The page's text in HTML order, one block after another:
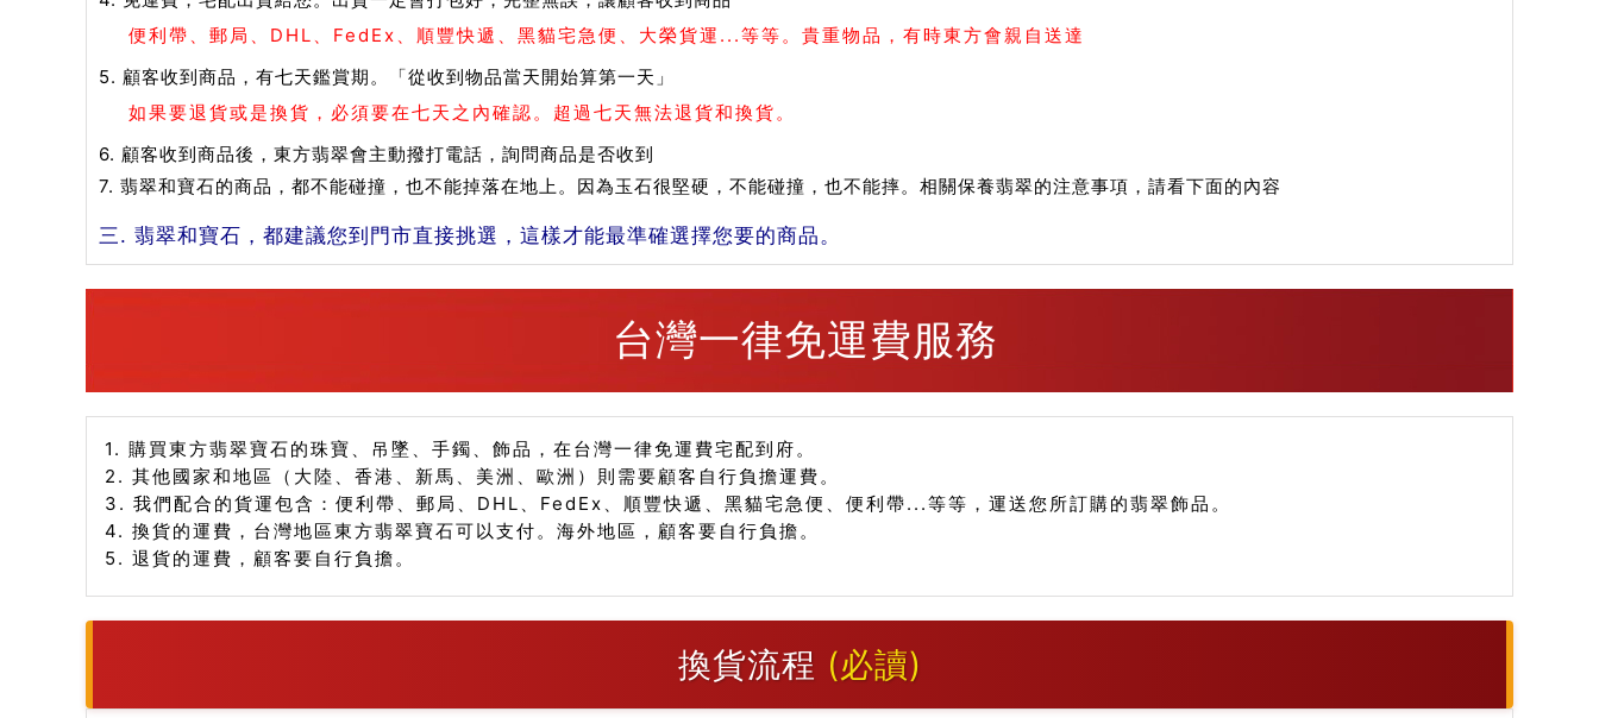
便利帶、郵局、DHL、FedEx、順豐快遞、黑貓宅急便、大榮貨運...等等。貴重物品，有時東方會親自送達
5. 顧客收到商品，有七天鑑賞期。「從收到物品當天開始算第一天」
如果要退貨或是換貨，必須要在七天之內確認。超過七天無法退貨和換貨。
6. 顧客收到商品後，東方翡翠會主動撥打電話，詢問商品是否收到
7. 翡翠和寶石的商品，都不能碰撞，也不能掉落在地上。因為玉石很堅硬，不能碰撞，也不能摔。相關保養翡翠的注意事項，請看下面的內容
三. 翡翠和寶石，都建議您到門市直接挑選，這樣才能最準確選擇您要的商品。
台灣一律免運費服務
1. 購買東方翡翠寶石的珠寶、吊墜、手鐲、飾品，在台灣一律免運費宅配到府。
2. 其他國家和地區（大陸、香港、新馬、美洲、歐洲）則需要顧客自行負擔運費。
3. 我們配合的貨運包含：便利帶、郵局、DHL、FedEx、順豐快遞、黑貓宅急便、便利帶...等等，運送您所訂購的翡翠飾品。
4. 換貨的運費，台灣地區東方翡翠寶石可以支付。海外地區，顧客要自行負擔。
5. 退貨的運費，顧客要自行負擔。
換貨流程 (必讀)